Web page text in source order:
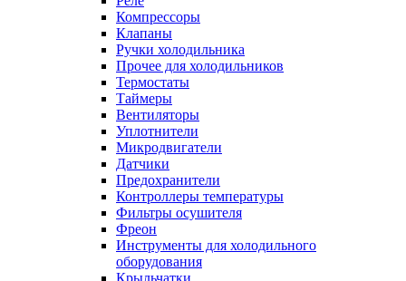
Компрессоры
Клапаны
Ручки холодильника
Прочее для холодильников
Термостаты
Таймеры
Вентиляторы
Уплотнители
Микродвигатели
Датчики
Предохранители
Контроллеры температуры
Фильтры осушителя
Фреон
Инструменты для холодильного
оборудования
Крыльчатки